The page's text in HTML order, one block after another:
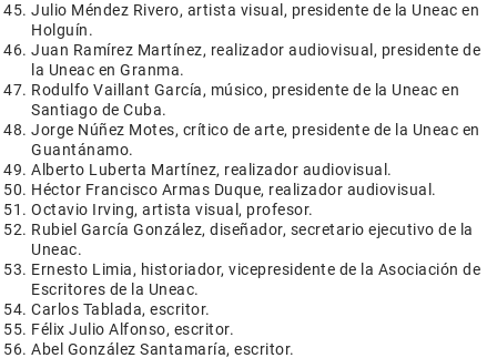
Julio Méndez Rivero, artista visual, presidente de la Uneac en
Holguín.
Juan Ramírez Martínez, realizador audiovisual, presidente de
la Uneac en Granma.
Rodulfo Vaillant García, músico, presidente de la Uneac en
Santiago de Cuba.
Jorge Núñez Motes, crítico de arte, presidente de la Uneac en
Guantánamo.
Alberto Luberta Martínez, realizador audiovisual.
Héctor Francisco Armas Duque, realizador audiovisual.
Octavio Irving, artista visual, profesor.
Rubiel García González, diseñador, secretario ejecutivo de la
Uneac.
Ernesto Limia, historiador, vicepresidente de la Asociación de
Escritores de la Uneac.
Carlos Tablada, escritor.
Félix Julio Alfonso, escritor.
Abel González Santamaría, escritor.